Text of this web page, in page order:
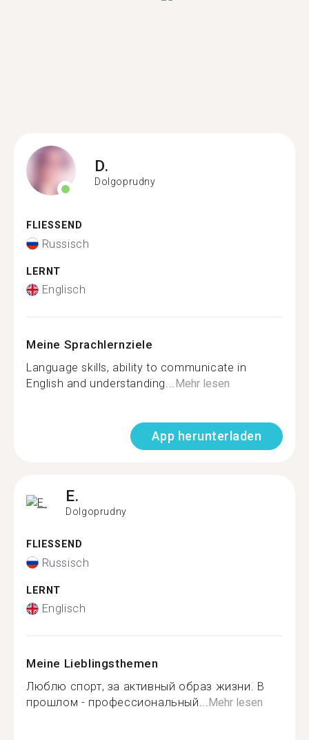
D.
Dolgoprudny
FLIESSEND
Russisch
LERNT
Englisch
Meine Sprachlernziele
Language skills, ability to communicate in
English and understanding...Mehr lesen
App herunterladen
E.
Dolgoprudny
FLIESSEND
Russisch
LERNT
Englisch
Meine Lieblingsthemen
Люблю спорт, за активный образ жизни. В
прошлом - профессиональный...Mehr lesen